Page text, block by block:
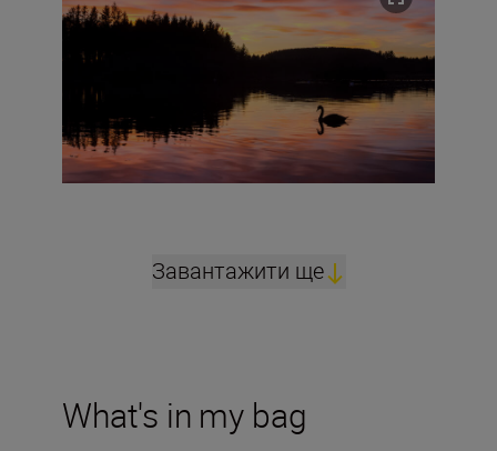
Завантажити ще
What's in my bag